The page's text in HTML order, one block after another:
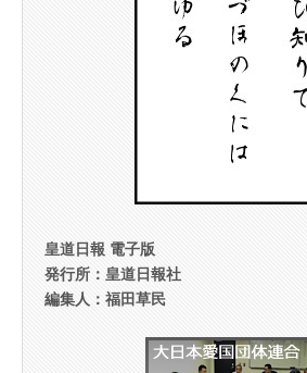
皇道日報 電子版
発行所：皇道日報社
編集人：福田草民